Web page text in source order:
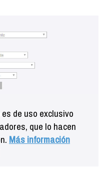
de uso exclusivo
que lo hacen
Más información